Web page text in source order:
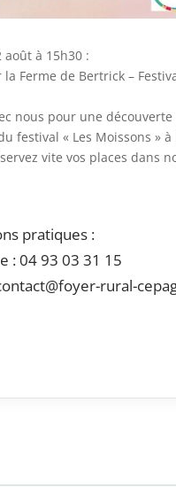
août à 15h30 :
Ferme de Bertrick –
nous pour une découverte
festival « Les Moissons » à
vite vos places dans
pratiques :
: 04 93 03 31 15
rural-